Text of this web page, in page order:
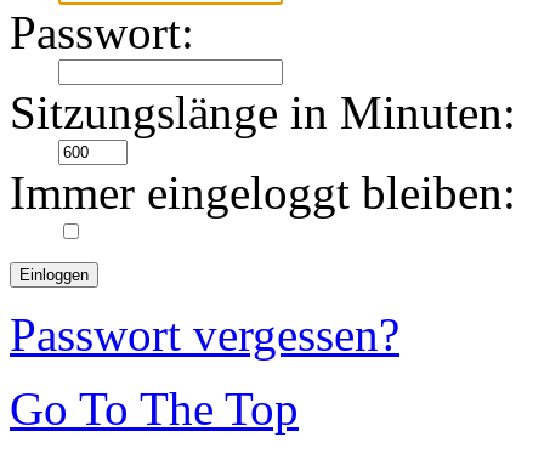
Passwort:
Sitzungslänge in Minuten:
Immer eingeloggt bleiben:
Passwort vergessen?
Go To The Top